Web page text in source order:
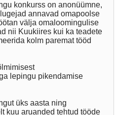
konkurss on anonüümne,
annavad omapoolse
välja omaloomingulise
nii Kuukiires kui ka teadete
kolm paremat tööd
lepingu pikendamise
üks aasta ning
kuu aruanded tehtud tööde